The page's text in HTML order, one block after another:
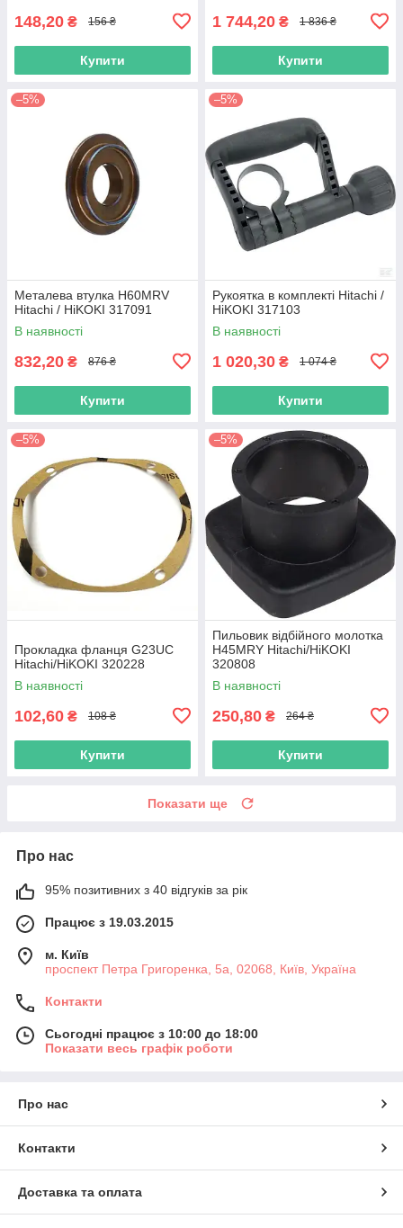
148,20 ₴ 156 ₴
Купити
1 744,20 ₴ 1 836 ₴
Купити
–5%
Металева втулка H60MRV
Hitachi / HiKOKI 317091
В наявності
832,20 ₴ 876 ₴
Купити
–5%
Рукоятка в комплекті Hitachi /
HiKOKI 317103
В наявності
1 020,30 ₴ 1 074 ₴
Купити
–5%
Прокладка фланця G23UC
Hitachi/HiKOKI 320228
В наявності
102,60 ₴ 108 ₴
Купити
–5%
Пильовик відбійного молотка
H45MRY Hitachi/HiKOKI
320808
В наявності
250,80 ₴ 264 ₴
Купити
Показати ще
Про нас
95% позитивних з 40 відгуків за рік
Працює з 19.03.2015
м. Київ
проспект Петра Григоренка, 5а, 02068, Київ, Україна
Контакти
Сьогодні працює з 10:00 до 18:00
Показати весь графік роботи
Про нас
Контакти
Доставка та оплата